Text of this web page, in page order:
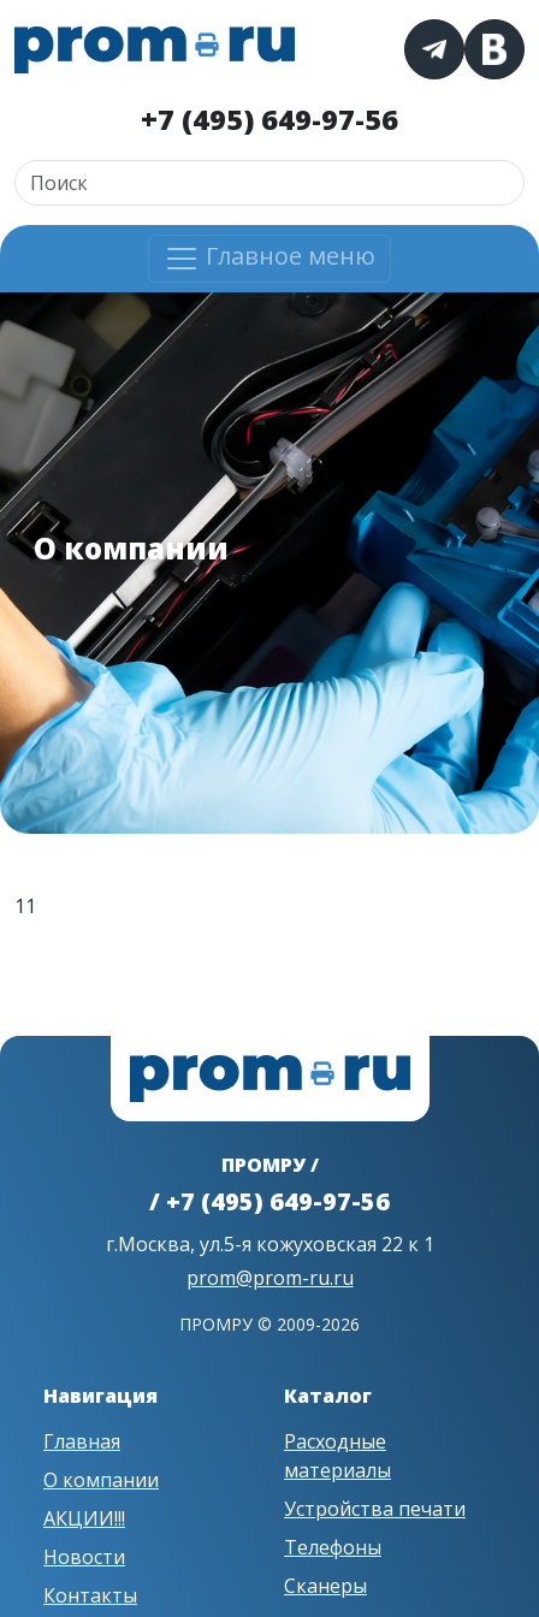
+7 (495) 649-97-56
Главное меню
О компании
11
ПРОМРУ /
/ +7 (495) 649-97-56
г.Москва, ул.5-я кожуховская 22 к 1
prom@prom-ru.ru
ПРОМРУ © 2009-2026
Навигация
Главная
О компании
АКЦИИ!!!
Новости
Контакты
Каталог
Расходные
материалы
Устройства печати
Телефоны
Сканеры